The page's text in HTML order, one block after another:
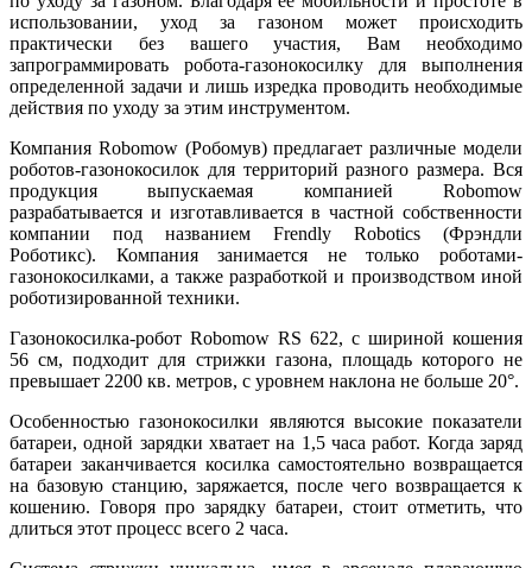
использовании, уход за газоном может происходить
практически без вашего участия, Вам необходимо
запрограммировать робота-газонокосилку для выполнения
определенной задачи и лишь изредка проводить необходимые
действия по уходу за этим инструментом.
Компания Robomow (Робомув) предлагает различные модели
роботов-газонокосилок для территорий разного размера. Вся
продукция выпускаемая компанией Robomow
разрабатывается и изготавливается в частной собственности
компании под названием Frendly Robotics (Фрэндли
Роботикс). Компания занимается не только роботами-
газонокосилками, а также разработкой и производством иной
роботизированной техники.
Газонокосилка-робот Robomow RS 622, с шириной кошения
56 см, подходит для стрижки газона, площадь которого не
превышает 2200 кв. метров, с уровнем наклона не больше 20°.
Особенностью газонокосилки являются высокие показатели
батареи, одной зарядки хватает на 1,5 часа работ. Когда заряд
батареи заканчивается косилка самостоятельно возвращается
на базовую станцию, заряжается, после чего возвращается к
кошению. Говоря про зарядку батареи, стоит отметить, что
длиться этот процесс всего 2 часа.